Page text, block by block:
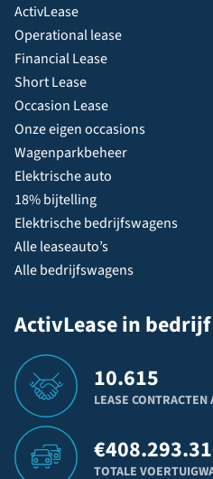
ActivLease
Operational lease
Financial Lease
Short Lease
Occasion Lease
Onze eigen occasions
Wagenparkbeheer
Elektrische auto
18% bijtelling
Elektrische bedrijfswagens
Alle leaseauto’s
Alle bedrijfswagens
ActivLease in bedrijf
10.615
LEASE CONTRACTEN
€
TOTALE